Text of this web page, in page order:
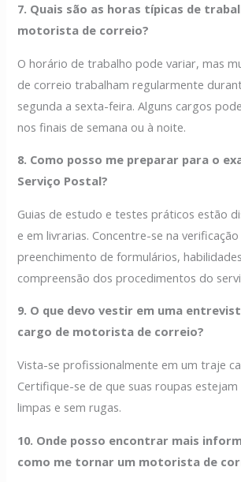
7. Quais são as horas típicas de
motorista de correio?
O horário de trabalho pode variar, mas
de correio trabalham regularmente
segunda a sexta-feira. Alguns cargos
nos finais de semana ou à noite.
8. Como posso me preparar para o
Serviço Postal?
Guias de estudo e testes práticos estão
e em livrarias. Concentre-se na
preenchimento de formulários,
compreensão dos procedimentos do
9. O que devo vestir em uma
cargo de motorista de correio?
Vista-se profissionalmente em um traje
Certifique-se de que suas roupas
limpas e sem rugas.
10. Onde posso encontrar mais
como me tornar um motorista de